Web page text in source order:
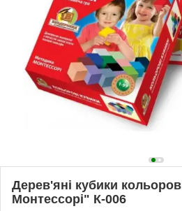
Дерев'яні кубики
Монтессорі" К-006